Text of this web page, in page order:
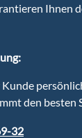
Ihnen
den besten
32